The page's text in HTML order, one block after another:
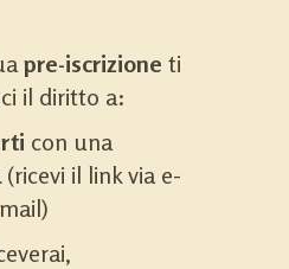
pre-iscrizione ti
il diritto a:
con una
(ricevi il link via e-
mail)